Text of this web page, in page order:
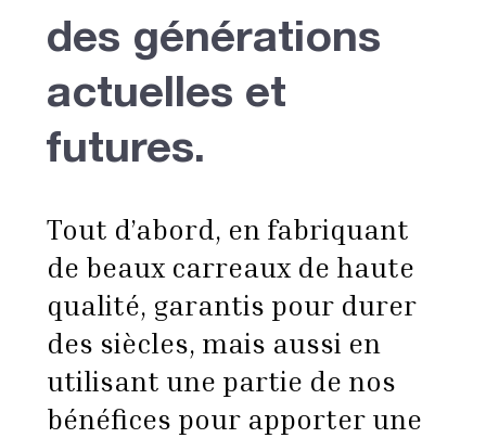
des générations
actuelles et
futures.
Tout d’abord, en fabriquant
de beaux carreaux de haute
qualité, garantis pour durer
des siècles, mais aussi en
utilisant une partie de nos
bénéfices pour apporter une